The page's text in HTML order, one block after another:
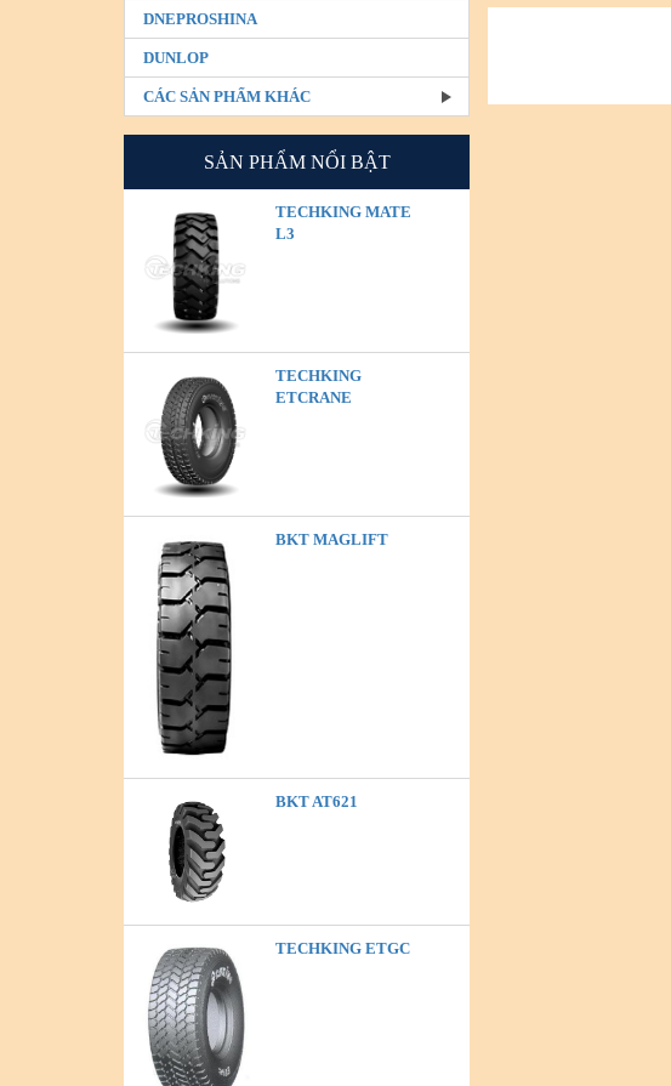
DNEPROSHINA
DUNLOP
CÁC SẢN PHẨM KHÁC
SẢN PHẨM NỔI BẬT
TECHKING MATE
L3
TECHKING
ETCRANE
BKT MAGLIFT
BKT AT621
TECHKING ETGC